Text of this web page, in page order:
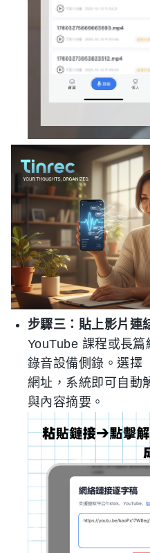
步驟三：貼上影片連
YouTube 課程或長
錄音設備側錄。選擇
網址，系統即可自動
與內容摘要。